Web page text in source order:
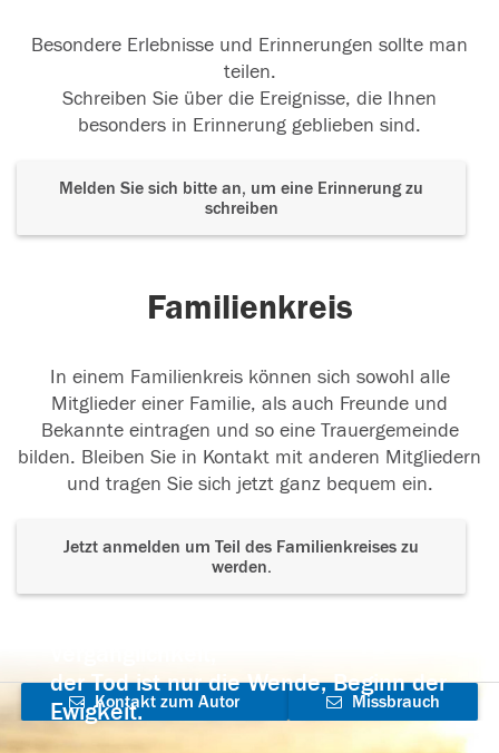
Besondere Erlebnisse und Erinnerungen sollte man
teilen.
Schreiben Sie über die Ereignisse, die Ihnen
besonders in Erinnerung geblieben sind.
Melden Sie sich bitte an, um eine Erinnerung zu
schreiben
Familienkreis
In einem Familienkreis können sich sowohl alle
Mitglieder einer Familie, als auch Freunde und
Bekannte eintragen und so eine Trauergemeinde
bilden. Bleiben Sie in Kontakt mit anderen Mitgliedern
und tragen Sie sich jetzt ganz bequem ein.
Jetzt anmelden um Teil des Familienkreises zu
werden.
der Tod ist nur die Wende, Beginn der
Ewigkeit.
Kontakt zum Autor
aufnehmen
Missbrauch